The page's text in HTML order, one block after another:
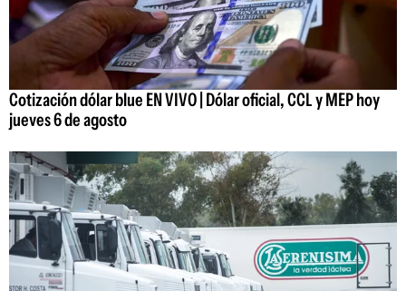
Cotización dólar blue EN VIVO | Dólar oficial, CCL y MEP hoy
jueves 6 de agosto